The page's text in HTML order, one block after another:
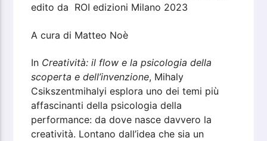
edito da ROI edizioni Milano 2023
A cura di Matteo Noè
In Creatività: il flow e la psicologia della
scoperta e dell’invenzione, Mihaly
Csikszentmihalyi esplora uno dei temi più
affascinanti della psicologia della
performance: da dove nasce davvero la
creatività. Lontano dall’idea che sia un